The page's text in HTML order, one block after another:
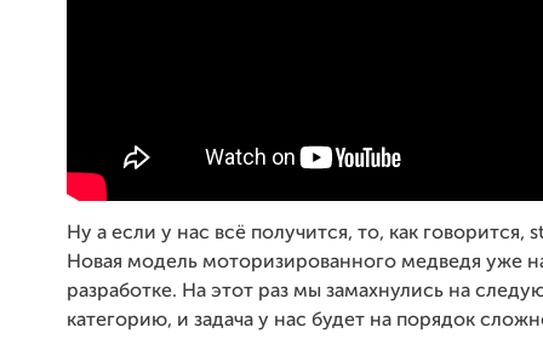
Ну а если у нас всё получится, то, как говорится,
Новая модель моторизированного медведя уже
разработке. На этот раз мы замахнулись на
категорию, и задача у нас будет на порядок